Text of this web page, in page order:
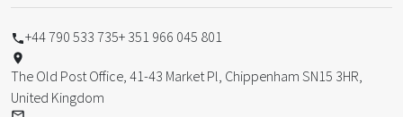
+44 790 533 735+ 351 966 045 801
The Old Post Office, 41-43 Market Pl, Chippenham SN15 3HR,
United Kingdom